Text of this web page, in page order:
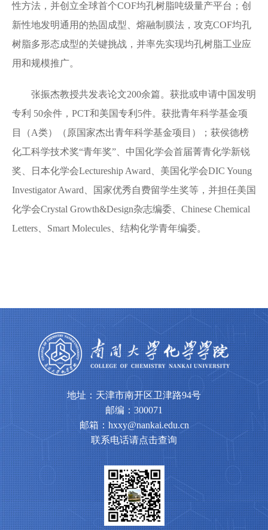
性方法，并创立全球首个COF均孔树脂吨级量产平台；创
新性地发明通用的热固成型、熔融制膜法，攻克COF均孔
树脂多形态成型的关键挑战，并率先实现均孔树脂工业应
用和规模推广。
张振杰教授共发表论文200余篇。获批或申请中国发明
专利 50余件，PCT和美国专利5件。获批青年科学基金项
目（A类）（原国家杰出青年科学基金项目）；获侯德榜
化工科学技术奖“青年奖”、中国化学会首届菁青化学新锐
奖、日本化学会Lectureship Award、美国化学会DIC Young
Investigator Award、国家优秀自费留学生奖等，并担任美国
化学会Crystal Growth&Design杂志编委、Chinese Chemical
Letters、Smart Molecules、结构化学青年编委。
地址：天津市南开区卫津路94号
邮编：300071
邮箱：hxxy@nankai.edu.cn
联系电话请点击查询